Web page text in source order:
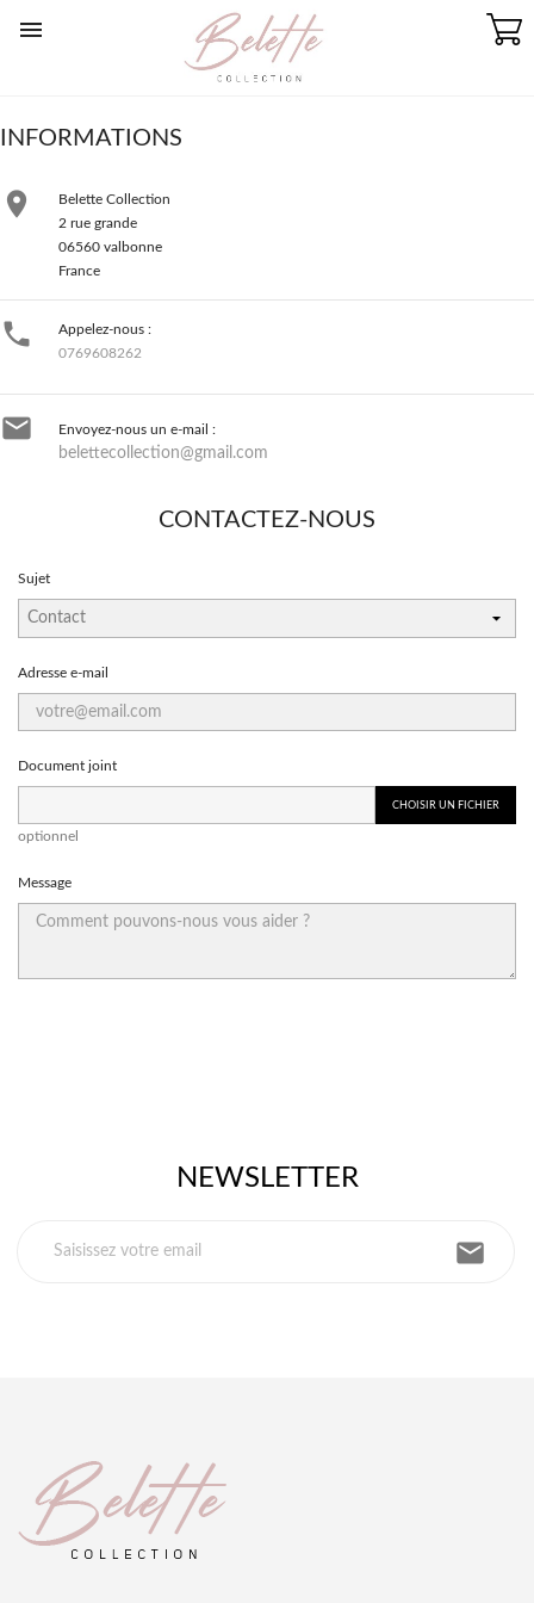

INFORMATIONS

Belette Collection
2 rue grande
06560 valbonne
France

Appelez-nous :
0769608262
 Envoyez-nous un e-mail :
belettecollection@gmail.com
CONTACTEZ-NOUS
Sujet
Adresse e-mail
Document joint
CHOISIR UN FICHIER
optionnel
Message
NEWSLETTER
email